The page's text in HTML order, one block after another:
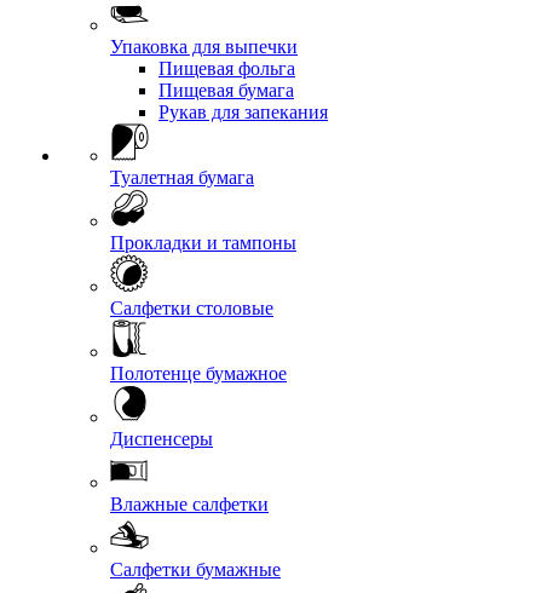
Упаковка для выпечки
Пищевая фольга
Пищевая бумага
Рукав для запекания
Туалетная бумага
Прокладки и тампоны
Салфетки столовые
Полотенце бумажное
Диспенсеры
Влажные салфетки
Салфетки бумажные